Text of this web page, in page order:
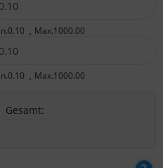
Max.1000.00
Max.1000.00
Gesamt: